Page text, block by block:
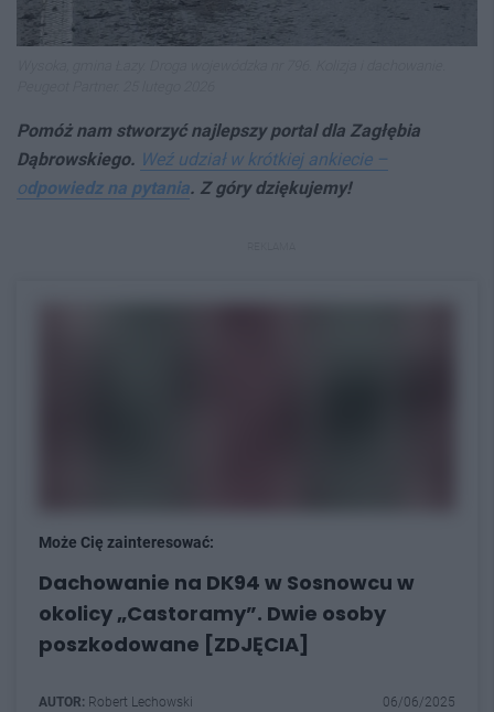
Pomóż nam stworzyć najlepszy portal dla Zagłębia
Dąbrowskiego. Weź udział w krótkiej ankiecie –
odpowiedz na pytania. Z góry dziękujemy!
Może Cię zainteresować:
Dachowanie na DK94 w Sosnowcu w
okolicy „Castoramy”. Dwie osoby
poszkodowane [ZDJĘCIA]
AUTOR: Robert Lechowski 06/06/2025